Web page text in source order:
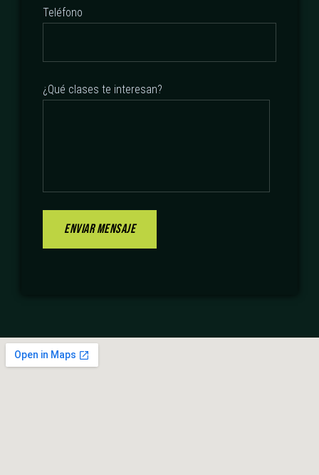
Teléfono
¿Qué clases te interesan?